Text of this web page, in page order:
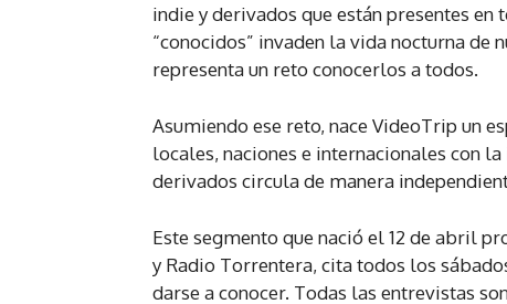
indie y derivados que están presentes en
“conocidos” invaden la vida nocturna de
representa un reto conocerlos a todos.
Asumiendo ese reto, nace VideoTrip un
locales, naciones e internacionales con
derivados circula de manera
Este segmento que nació el 12 de abril
y Radio Torrentera, cita todos los
darse a conocer. Todas las entrevistas